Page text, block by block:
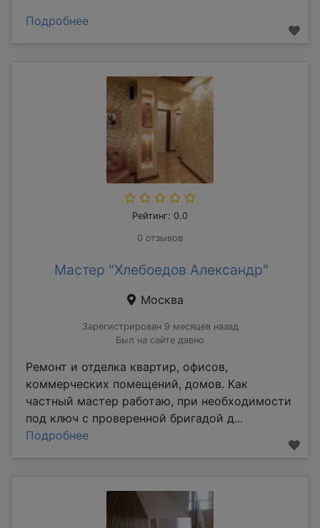
Подробнее
Рейтинг: 0.0
0 отзывов
Мастер "Хлебоедов Александр"
Москва
Зарегистрирован 9 месяцев назад
Был на сайте давно
Ремонт и отделка квартир, офисов,
коммерческих помещений, домов. Как
частный мастер работаю, при необходимости
под ключ с проверенной бригадой д...
Подробнее